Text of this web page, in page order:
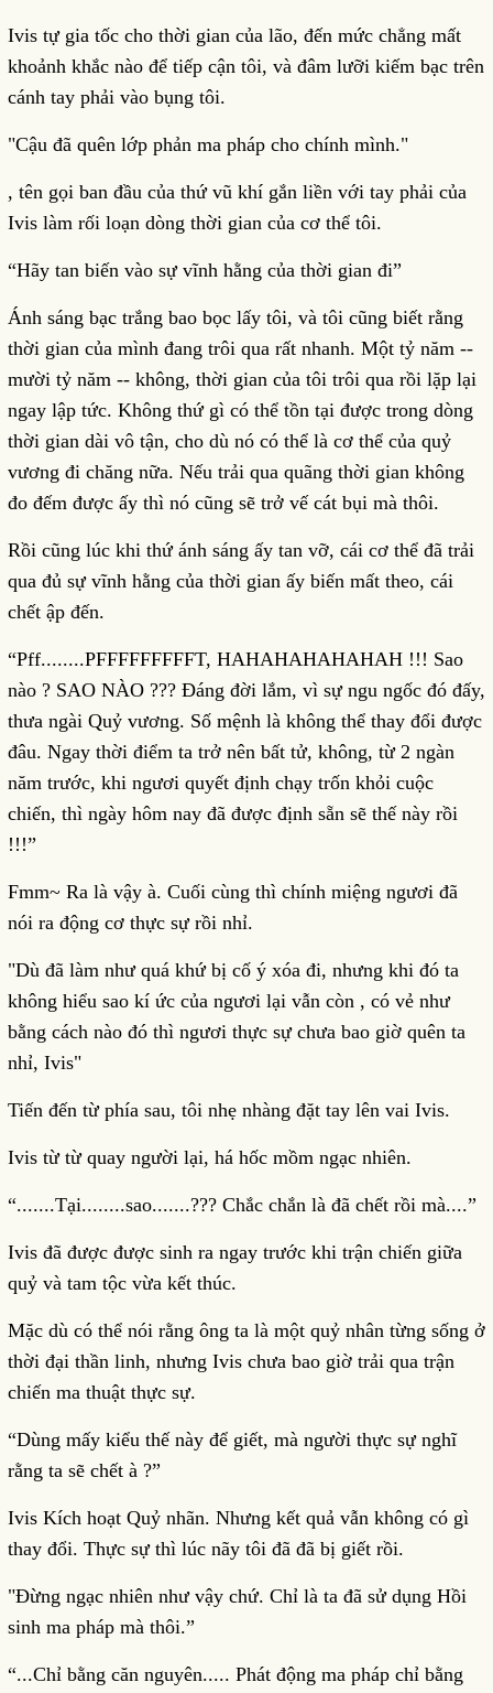
Ivis tự gia tốc cho thời gian của lão, đến mức chẳng mất
khoảnh khắc nào để tiếp cận tôi, và đâm lưỡi kiếm bạc trên
cánh tay phải vào bụng tôi.
"Cậu đã quên lớp phản ma pháp cho chính mình."
, tên gọi ban đầu của thứ vũ khí gắn liền với tay phải của
Ivis làm rối loạn dòng thời gian của cơ thể tôi.
“Hãy tan biến vào sự vĩnh hằng của thời gian đi”
Ánh sáng bạc trắng bao bọc lấy tôi, và tôi cũng biết rằng
thời gian của mình đang trôi qua rất nhanh. Một tỷ năm --
mười tỷ năm -- không, thời gian của tôi trôi qua rồi lặp lại
ngay lập tức. Không thứ gì có thể tồn tại được trong dòng
thời gian dài vô tận, cho dù nó có thể là cơ thể của quỷ
vương đi chăng nữa. Nếu trải qua quãng thời gian không
đo đếm được ấy thì nó cũng sẽ trở vế cát bụi mà thôi.
Rồi cũng lúc khi thứ ánh sáng ấy tan vỡ, cái cơ thể đã trải
qua đủ sự vĩnh hằng của thời gian ấy biến mất theo, cái
chết ập đến.
“Pff........PFFFFFFFFFT, HAHAHAHAHAHAH !!! Sao
nào ? SAO NÀO ??? Đáng đời lắm, vì sự ngu ngốc đó đấy,
thưa ngài Quỷ vương. Số mệnh là không thể thay đổi được
đâu. Ngay thời điểm ta trở nên bất tử, không, từ 2 ngàn
năm trước, khi ngươi quyết định chạy trốn khỏi cuộc
chiến, thì ngày hôm nay đã được định sẵn sẽ thế này rồi
!!!”
Fmm~ Ra là vậy à. Cuối cùng thì chính miệng ngươi đã
nói ra động cơ thực sự rồi nhỉ.
"Dù đã làm như quá khứ bị cố ý xóa đi, nhưng khi đó ta
không hiểu sao kí ức của ngươi lại vẫn còn , có vẻ như
bằng cách nào đó thì ngươi thực sự chưa bao giờ quên ta
nhỉ, Ivis"
Tiến đến từ phía sau, tôi nhẹ nhàng đặt tay lên vai Ivis.
Ivis từ từ quay người lại, há hốc mồm ngạc nhiên.
“.......Tại........sao.......??? Chắc chắn là đã chết rồi mà....”
Ivis đã được được sinh ra ngay trước khi trận chiến giữa
quỷ và tam tộc vừa kết thúc.
Mặc dù có thể nói rằng ông ta là một quỷ nhân từng sống ở
thời đại thần linh, nhưng Ivis chưa bao giờ trải qua trận
chiến ma thuật thực sự.
“Dùng mấy kiểu thế này để giết, mà người thực sự nghĩ
rằng ta sẽ chết à ?”
Ivis Kích hoạt Quỷ nhãn. Nhưng kết quả vẫn không có gì
thay đổi. Thực sự thì lúc nãy tôi đã đã bị giết rồi.
"Đừng ngạc nhiên như vậy chứ. Chỉ là ta đã sử dụng Hồi
sinh ma pháp mà thôi.”
“...Chỉ bằng căn nguyên..... Phát động ma pháp chỉ bằng